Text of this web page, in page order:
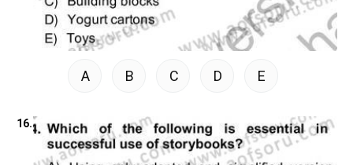
A B C D E
16.